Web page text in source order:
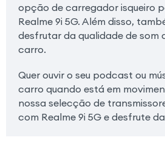
opção de carregador isqueiro
Realme 9i 5G. Além disso,
desfrutar da qualidade de som
carro.
Quer ouvir o seu podcast ou
carro quando está em
nossa selecção de
com Realme 9i 5G e desfrute